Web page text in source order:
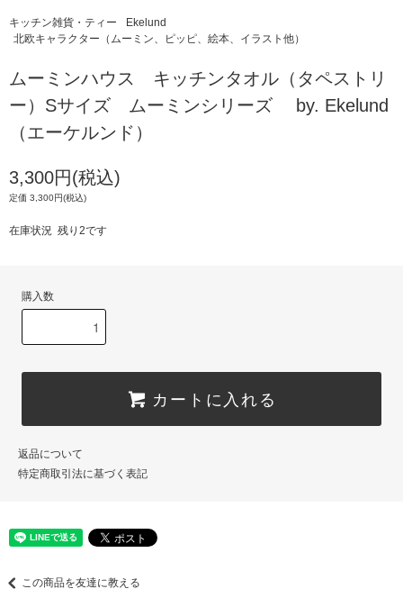
キッチン雑貨・ティー
Ekelund
北欧キャラクター（ムーミン、ピッピ、絵本、イラスト他）
ムーミンハウス キッチンタオル（タペストリ
ー）Sサイズ ムーミンシリーズ by. Ekelund
（エーケルンド）
3,300円(税込)
定価 3,300円(税込)
在庫状況 残り2です
購入数
カートに入れる
返品について
特定商取引法に基づく表記
この商品を友達に教える